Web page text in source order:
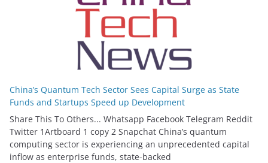
China’s Quantum Tech Sector Sees Capital Surge as State
Funds and Startups Speed up Development
Share This To Others... Whatsapp Facebook Telegram Reddit
Twitter 1Artboard 1 copy 2 Snapchat China’s quantum
computing sector is experiencing an unprecedented capital
inflow as enterprise funds, state-backed